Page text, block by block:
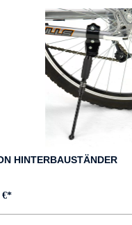
HINTERBAUSTÄNDER
€*